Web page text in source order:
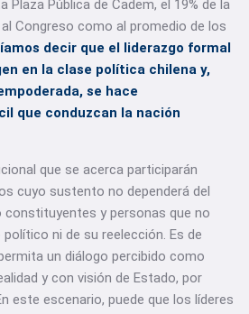
Plaza Pública de Cadem, el 19% de la
Congreso como al promedio de los
decir que el liderazgo formal
en la clase política chilena y,
se hace
que conduzcan la nación
que se acerca participarán
cuyo sustento no dependerá del
y personas que no
ni de su reelección. Es de
un diálogo percibido como
y con visión de Estado, por
este escenario, puede que los líderes